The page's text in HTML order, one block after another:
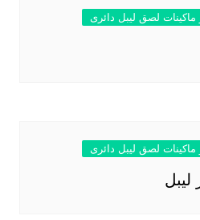
ماكينات لصق ليبل دائرى
ماكينات لصق ليبل دائرى
ليبل